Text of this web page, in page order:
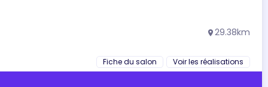
location_on 29.38km
Fiche du salon Voir les réalisations